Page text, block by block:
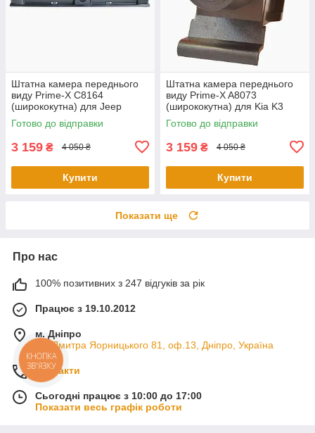
Штатна камера переднього
виду Prime-X C8164
(ширококутна) для Jeep
Compass 2017 - 2018
Готово до відправки
3 159 ₴ 4 050 ₴
Купити
Штатна камера переднього
виду Prime-X A8073
(ширококутна) для Kia K3
2012 - 2014
Готово до відправки
3 159 ₴ 4 050 ₴
Купити
Показати ще
Про нас
100% позитивних з 247 відгуків за рік
Працює з 19.10.2012
м. Дніпро
пр. Дмитра Яорницького 81, оф.13, Дніпро, Україна
Контакти
Сьогодні працює з 10:00 до 17:00
Показати весь графік роботи
КНОПКА
ЗВ'ЯЗКУ